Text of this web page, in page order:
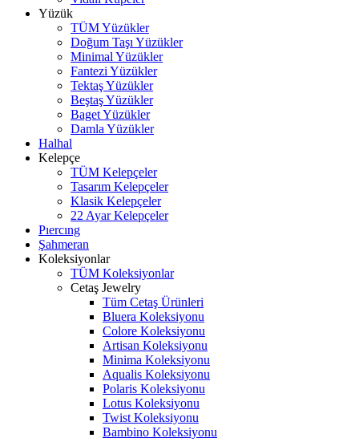
Yüzük
TÜM Yüzükler
Doğum Taşı Yüzükler
Minimal Yüzükler
Fantezi Yüzükler
Tektaş Yüzükler
Beştaş Yüzükler
Baget Yüzükler
Damla Yüzükler
Halhal
Kelepçe
TÜM Kelepçeler
Tasarım Kelepçeler
Klasik Kelepçeler
22 Ayar Kelepçeler
Pıercıng
Şahmeran
Koleksiyonlar
TÜM Koleksiyonlar
Cetaş Jewelry
Tüm Cetaş Ürünleri
Bluera Koleksiyonu
Colore Koleksiyonu
Artisan Koleksiyonu
Minima Koleksiyonu
Aqualis Koleksiyonu
Polaris Koleksiyonu
Lotus Koleksiyonu
Twist Koleksiyonu
Bambino Koleksiyonu